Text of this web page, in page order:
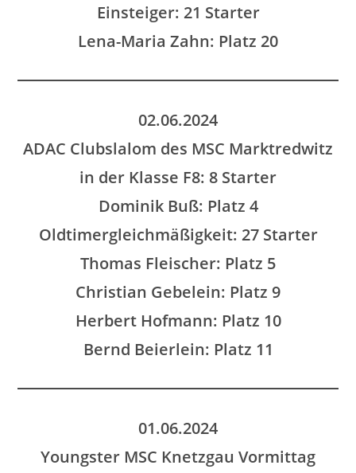
Einsteiger: 21 Starter
Lena-Maria Zahn: Platz 20
02.06.2024
ADAC Clubslalom des MSC Marktredwitz
in der Klasse F8: 8 Starter
Dominik Buß: Platz 4
Oldtimergleichmäßigkeit: 27 Starter
Thomas Fleischer: Platz 5
Christian Gebelein: Platz 9
Herbert Hofmann: Platz 10
Bernd Beierlein: Platz 11
01.06.2024
Youngster MSC Knetzgau Vormittag